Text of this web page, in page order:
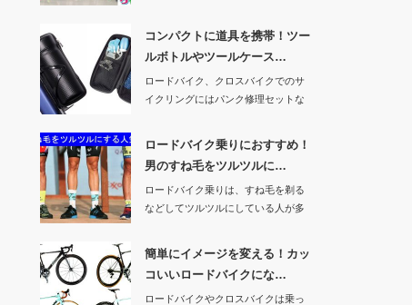
コンパクトに道具を携帯！ツー
ルボトルやツールケース…
ロードバイク、クロスバイクでのサ
イクリングにはパンク修理セットな
ロードバイク乗りにおすすめ！
男のすね毛をツルツルに…
ロードバイク乗りは、すね毛を剃る
などしてツルツルにしている人が多
簡単にイメージを変える！カッ
コいいロードバイクにな…
ロードバイクやクロスバイクは乗っ